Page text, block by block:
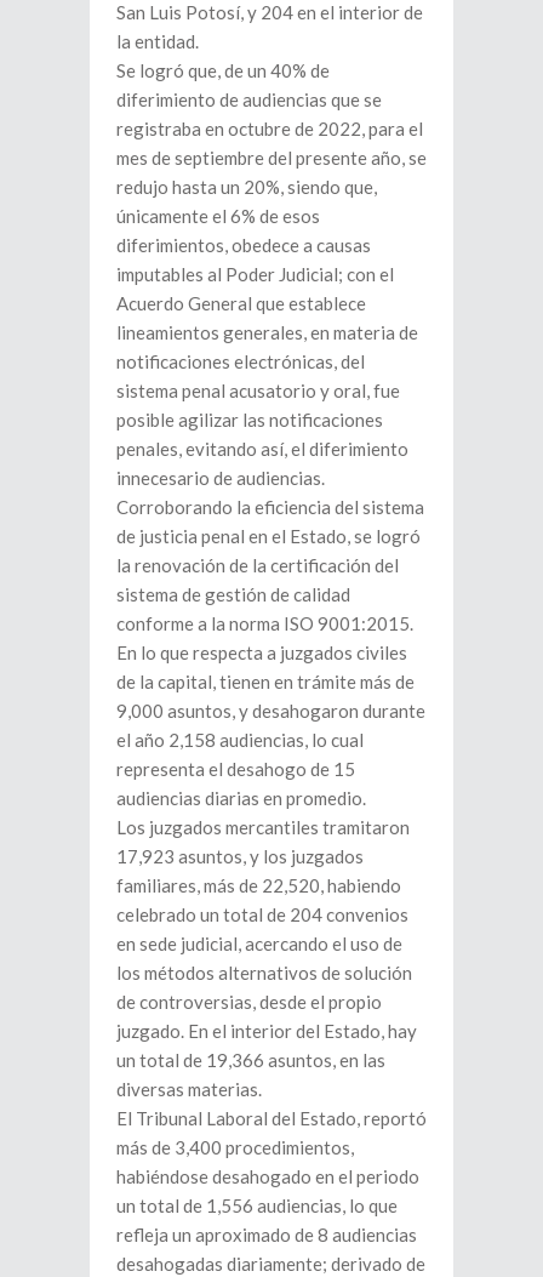
San Luis Potosí, y 204 en el interior de
la entidad.
Se logró que, de un 40% de
diferimiento de audiencias que se
registraba en octubre de 2022, para el
mes de septiembre del presente año, se
redujo hasta un 20%, siendo que,
únicamente el 6% de esos
diferimientos, obedece a causas
imputables al Poder Judicial; con el
Acuerdo General que establece
lineamientos generales, en materia de
notificaciones electrónicas, del
sistema penal acusatorio y oral, fue
posible agilizar las notificaciones
penales, evitando así, el diferimiento
innecesario de audiencias.
Corroborando la eficiencia del sistema
de justicia penal en el Estado, se logró
la renovación de la certificación del
sistema de gestión de calidad
conforme a la norma ISO 9001:2015.
En lo que respecta a juzgados civiles
de la capital, tienen en trámite más de
9,000 asuntos, y desahogaron durante
el año 2,158 audiencias, lo cual
representa el desahogo de 15
audiencias diarias en promedio.
Los juzgados mercantiles tramitaron
17,923 asuntos, y los juzgados
familiares, más de 22,520, habiendo
celebrado un total de 204 convenios
en sede judicial, acercando el uso de
los métodos alternativos de solución
de controversias, desde el propio
juzgado. En el interior del Estado, hay
un total de 19,366 asuntos, en las
diversas materias.
El Tribunal Laboral del Estado, reportó
más de 3,400 procedimientos,
habiéndose desahogado en el periodo
un total de 1,556 audiencias, lo que
refleja un aproximado de 8 audiencias
desahogadas diariamente; derivado de